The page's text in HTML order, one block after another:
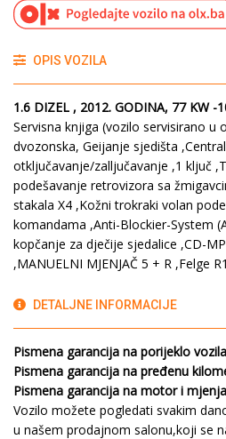
OPIS VOZILA
1.6 DIZEL , 2012. GODINA, 77 KW -
Servisna knjiga (vozilo servisirano u
dvozonska, Geijanje sjedišta
otključavanje/zalljučavanje ,1 ključ
podešavanje retrovizora sa
stakala X4 ,Kožni trokraki volan
komandama ,Anti-Blockier-System
kopčanje za dječije sjedalice ,CD-
,MANUELNI MJENJAČ 5 + R
DETALJNE INFORMACIJE
Pismena garancija na porijeklo
Pismena garancija na pređenu
Pismena garancija na motor i
Vozilo možete pogledati svakim
u našem prodajnom salonu,koji se